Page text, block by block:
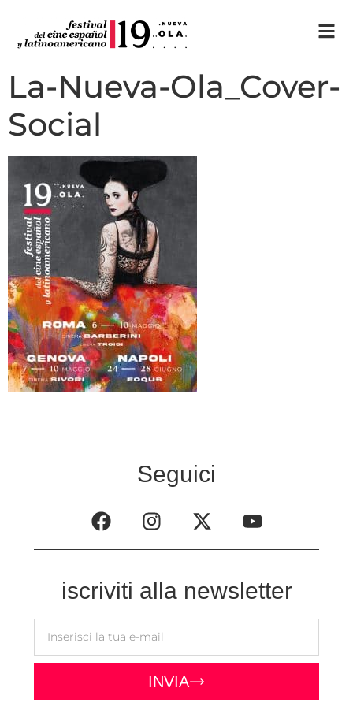
La-Nueva-Ola_Cover-
Social
Seguici
iscriviti alla newsletter
INVIA